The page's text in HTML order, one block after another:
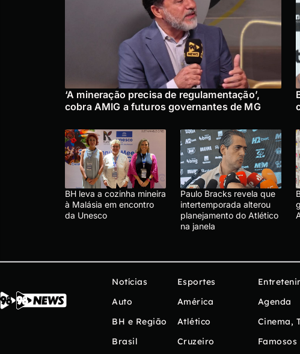
‘A mineração precisa de regulamentação’,
cobra AMIG a futuros governantes de MG
BH leva a cozinha mineira
à Malásia em encontro
da Unesco
Paulo Bracks revela que
intertemporada alterou
planejamento do Atlético
na janela
Notícias
Auto
BH e Região
Brasil
Esportes
América
Atlético
Cruzeiro
Agenda
Cinema,
Famosos